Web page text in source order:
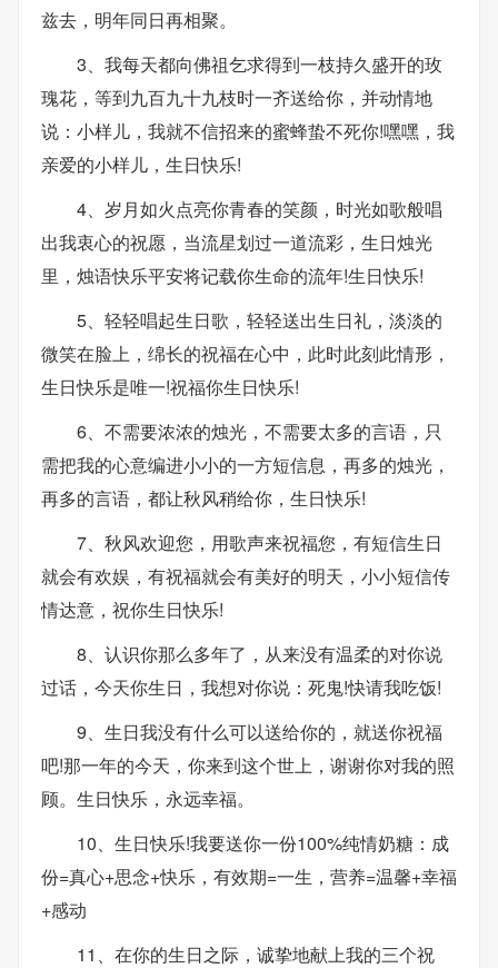
兹去，明年同日再相聚。
3、我每天都向佛祖乞求得到一枝持久盛开的玫
瑰花，等到九百九十九枝时一齐送给你，并动情地
说：小样儿，我就不信招来的蜜蜂蛰不死你!嘿嘿，我
亲爱的小样儿，生日快乐!
4、岁月如火点亮你青春的笑颜，时光如歌般唱
出我衷心的祝愿，当流星划过一道流彩，生日烛光
里，烛语快乐平安将记载你生命的流年!生日快乐!
5、轻轻唱起生日歌，轻轻送出生日礼，淡淡的
微笑在脸上，绵长的祝福在心中，此时此刻此情形，
生日快乐是唯一!祝福你生日快乐!
6、不需要浓浓的烛光，不需要太多的言语，只
需把我的心意编进小小的一方短信息，再多的烛光，
再多的言语，都让秋风稍给你，生日快乐!
7、秋风欢迎您，用歌声来祝福您，有短信生日
就会有欢娱，有祝福就会有美好的明天，小小短信传
情达意，祝你生日快乐!
8、认识你那么多年了，从来没有温柔的对你说
过话，今天你生日，我想对你说：死鬼!快请我吃饭!
9、生日我没有什么可以送给你的，就送你祝福
吧!那一年的今天，你来到这个世上，谢谢你对我的照
顾。生日快乐，永远幸福。
10、生日快乐!我要送你一份100%纯情奶糖：成
份=真心+思念+快乐，有效期=一生，营养=温馨+幸福
+感动
11、在你的生日之际，诚挚地献上我的三个祝